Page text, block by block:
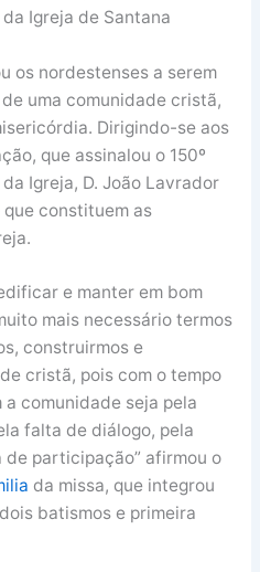
Igreja de Santana
os nordestenses a serem
uma comunidade cristã,
Dirigindo-se aos
que assinalou o 150º
Igreja, D. João Lavrador
constituem as
e manter em bom
mais necessário termos
construirmos e
cristã, pois com o tempo
comunidade seja pela
falta de diálogo, pela
participação” afirmou o
da missa, que integrou
batismos e primeira